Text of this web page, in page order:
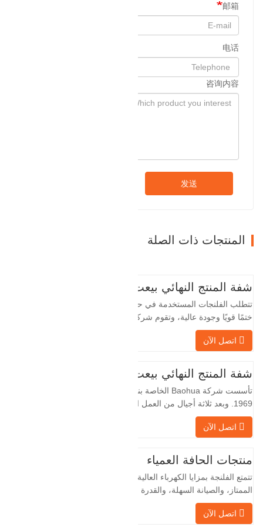
邮箱
电话
咨询内容
发送
المنتجات ذات الصلة
شفة المنتج النهائي بيعت
تتطلب الفلنجات المستخدمة في حقول النفط
الخاصة بنا بمعالجة الفلنجات في حقول النفط
لسنوات عديدة وتقوم بتصديرها بشكل غير
لأن الصناعة المحلية ليست مثالية، فإننا نريد
الاستيراد والتصدير مباشرة مع العملاء
الأجانب،…
اتصل الآن
شفة المنتج النهائي بيعت
تأسست شركة Baohua الخاصة بنا في عام
1969. وبعد ثلاثة أجيال من العمل الشاق،
السنوي للمطروقات 30,000 طن. بشكل
رئيسي في السيارات والآلات الهيدروليكية
وتوليد طاقة الرياح وقطع…
اتصل الآن
منتجات الحافة العمياء
تتمتع الفلنجة بمزايا الكهرباء العالية، والختم
الممتاز، والصيانة السهلة، والقدرة على
التكيف القوية وقابلية إعادة الاستخدام، مما
يجعلها عاملاً أساسيًا وأساسيًا في نظام
اتصل الآن